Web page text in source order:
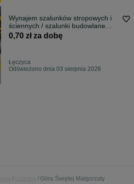
Wynajem szalunków stropowych i
ściennych / szalunki budowlane
Peri / NAJLEPSZE STAWKI !
0,70 zł za dobę
Łęczyca
Odświeżono dnia 03 sierpnia 2026
Góra Świętej Małgorzaty